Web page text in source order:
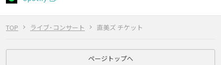
TOP ライブ･コンサート 直美ズ チケット
ページトップへ